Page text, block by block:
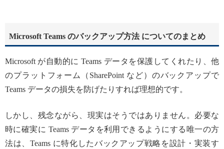
Microsoft Teams のバックアップ方法 についてのまとめ
Microsoft が自動的に Teams データを保護してくれたり、他
のプラットフォーム（SharePoint など）のバックアップで
Teams データの損失を防げたりすれば理想的です。
しかし、残念ながら、現実はそうではありません。必要な
時に確実に Teams データを利用できるようにする唯一の方
法は、Teams に特化したバックアップ戦略を設計・実装す